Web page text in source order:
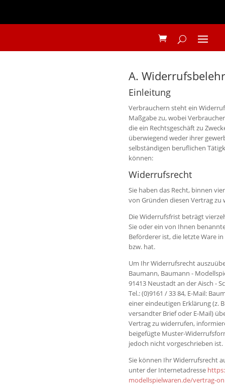
A.
Einleitung
Verbrauchern steht ein
Maßgabe zu, wobei
die ein Rechtsgeschäft zu
überwiegend weder ihrer
selbständigen beruflichen
können:
Widerrufsrecht
Sie haben das Recht, binnen
von Gründen diesen Vertrag zu
Die Widerrufsfrist beträgt
Sie oder ein von Ihnen
Beförderer ist, die letzte Ware
bzw. hat.
Um Ihr Widerrufsrecht
Baumann, Baumann -
91413 Neustadt an der Aisch -
Tel.: (0)9161 / 33 84, E-Mail:
einer eindeutigen Erklärung (z.
versandter Brief oder E-Mail)
Vertrag zu widerrufen,
beigefügte Muster-
jedoch nicht vorgeschrieben ist.
Sie können Ihr Widerrufsrecht
unter der Internetadresse
modellspielwaren.de/vertrag-